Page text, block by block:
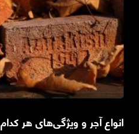
انواع آجر و ویژگی‌های هر کدام